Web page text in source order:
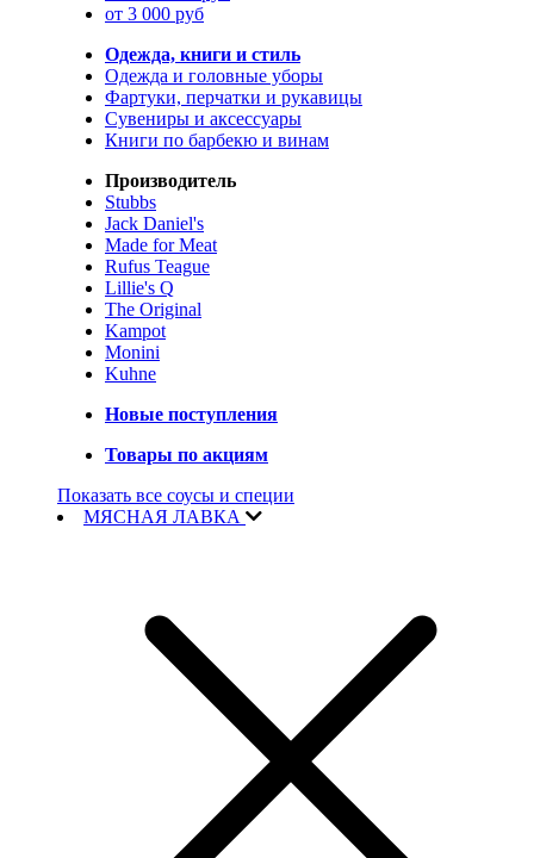
от 3 000 руб
Одежда, книги и стиль
Одежда и головные уборы
Фартуки, перчатки и рукавицы
Сувениры и аксессуары
Книги по барбекю и винам
Производитель
Stubbs
Jack Daniel's
Made for Meat
Rufus Teague
Lillie's Q
The Original
Kampot
Monini
Kuhne
Новые поступления
Товары по акциям
Показать все соусы и специи
МЯСНАЯ ЛАВКА